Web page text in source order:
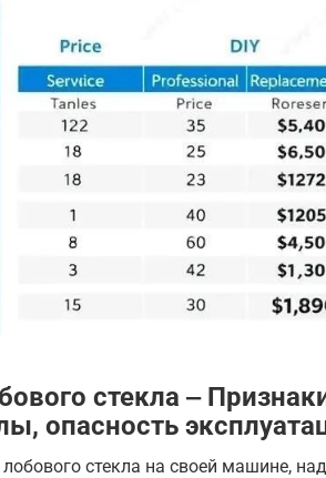
стекла ‒
опасность
стекла на своей машине,